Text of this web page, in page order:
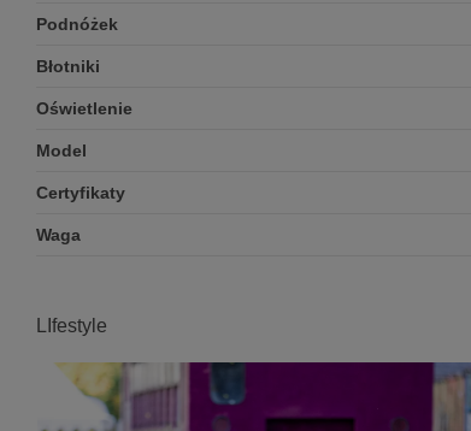
Podnóżek
Błotniki
Oświetlenie
Model
Certyfikaty
Waga
LIfestyle